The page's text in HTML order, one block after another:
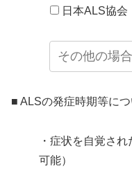
日本ALS協会
■ ALSの発症時期等に
・症状を自覚さ
可能）